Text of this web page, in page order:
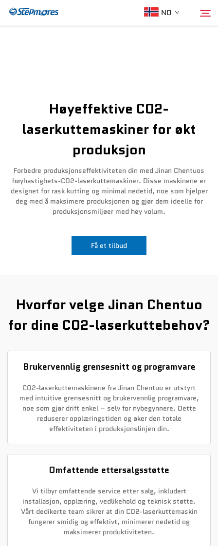
NO
Kjøp
Video
Høyeffektive CO2-
laserkuttemaskiner for økt
produksjon
Forbedre produksjonseffektiviteten din med Jinan Chentuos
høyhastighets-CO2-laserkuttemaskiner. Disse maskinene er
designet for rask kutting og minimal nedetid, noe som hjelper
deg med å maksimere produksjonen og gjør dem ideelle for
produksjonsmiljøer med høy volum.
Få et tilbud
Hvorfor velge Jinan Chentuo
for dine CO2-laserkuttebehov?
Brukervennlig grensesnitt og programvare
CO2-laserkuttemaskinene fra Jinan Chentuo er utstyrt
med intuitive grensesnitt og brukervennlig programvare,
noe som gjør drift enkel – selv for nybegynnere. Dette
reduserer opplæringstiden og øker den totale
effektiviteten i produksjonslinjen din.
Omfattende ettersalgsstøtte
Vi tilbyr omfattende service etter salg, inkludert
installasjon, opplæring, vedlikehold og teknisk støtte.
Vårt dedikerte team sikrer at din CO2-laserkuttemaskin
fungerer smidig og effektivt, minimerer nedetid og
maksimerer produktiviteten.